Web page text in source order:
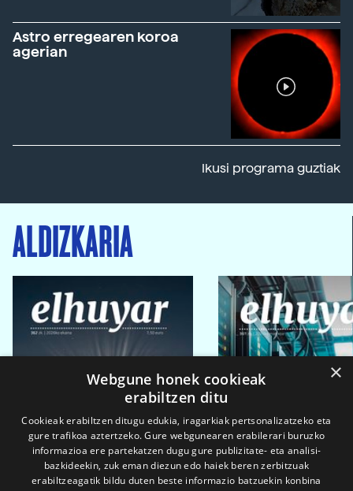
Astro erregearen koroa
agerian
Ikusi programa guztiak
ALDIZKARIA
×
Webgune honek cookieak
erabiltzen ditu
Cookieak erabiltzen ditugu edukia, iragarkiak pertsonalizatzeko eta
gure trafikoa aztertzeko. Gure webgunearen erabilerari buruzko
informazioa ere partekatzen dugu gure publizitate- eta analisi-
bazkideekin, zuk eman diezun edo haiek beren zerbitzuak
erabiltzeagatik bildu duten beste informazio batzuekin konbina